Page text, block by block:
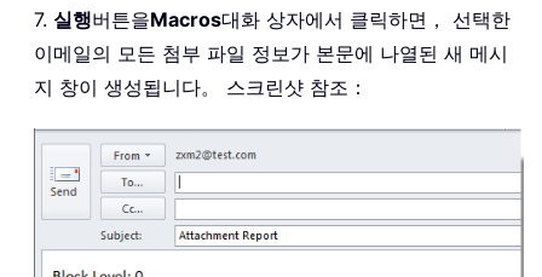
7. 실행버튼을Macros대화 상자에서 클릭하면， 선택한
이메일의 모든 첨부 파일 정보가 본문에 나열된 새 메시
지 창이 생성됩니다。 스크린샷 참조：